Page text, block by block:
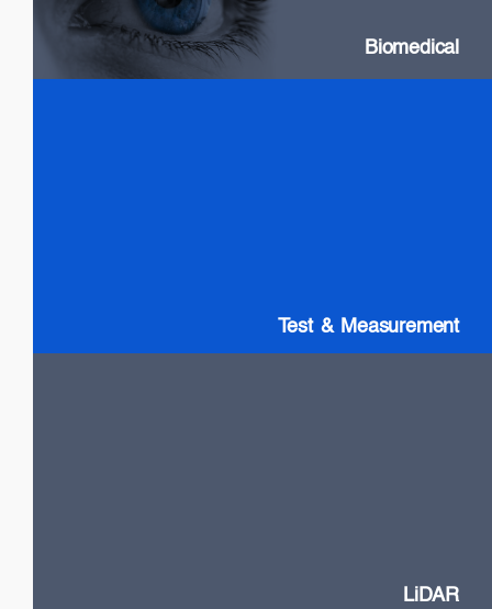
Biomedical
Test & Measurement
LiDAR